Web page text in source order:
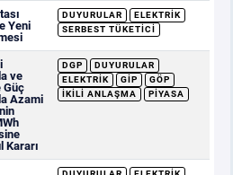
Yeni
DUYURULAR
ELEKTRIK
SERBEST TÜKETICI
ve
Güç
Azami
Kararı
DGP
DUYURULAR
ELEKTRIK
GİP
GÖP
İKILI ANLAŞMA
PIYASA